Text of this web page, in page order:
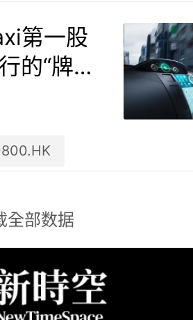
第一股
的“牌照
全部数据